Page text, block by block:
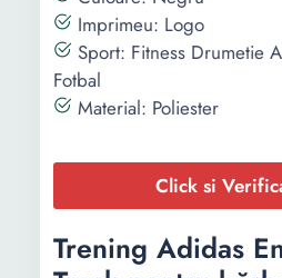
Imprimeu: Logo
Sport: Fitness Drumetie
Fotbal
Material: Poliester
Click si
Trening Adidas